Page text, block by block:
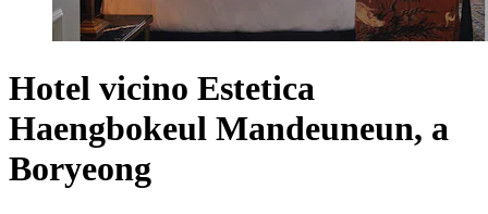
Hotel vicino Estetica
Haengbokeul Mandeuneun, a
Boryeong